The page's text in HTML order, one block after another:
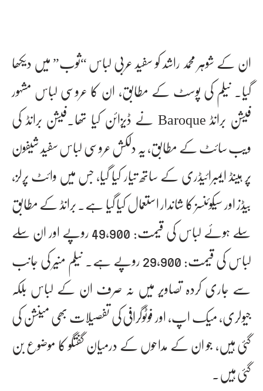
ان کے شوہر محمد راشد کو سفید عربی لباس “ثوب” میں دیکھا
گیا۔ نیلم کی پوسٹ کے مطابق، ان کا عروسی لباس مشہور
فیشن برانڈ Baroque نے ڈیزائن کیا تھا۔فیشن برانڈ کی
ویب سائٹ کے مطابق، یہ دلکش عروسی لباس سفید شیفون
پر ہینڈ ایمبرائیڈری کے ساتھ تیار کیا گیا، جس میں وائٹ پرلز،
بیڈز اور سیکوئنسز کا شاندار استعمال کیا گیا ہے۔ برانڈ کے مطابق
سلے ہوئے لباس کی قیمت: 49,900 روپے اور ان سلے
لباس کی قیمت: 29,900 روپے ہے۔ نیلم منیر کی جانب
سے جاری کردہ تصاویر میں نہ صرف ان کے لباس بلکہ
جیولری، میک اپ، اور فوٹوگرافی کی تفصیلات بھی مینشن کی
گئی ہیں، جو ان کے مداحوں کے درمیان گفتگو کا موضوع بن
گئی ہیں۔